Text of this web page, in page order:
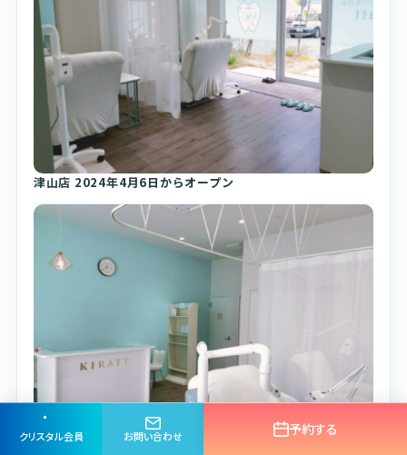
クリスタル会員 お問い合わせ 予約する
津山店 2024年4月6日からオープン